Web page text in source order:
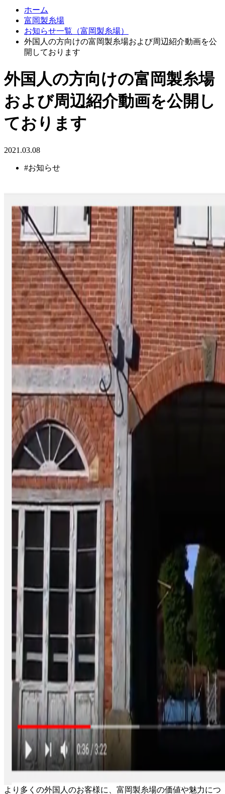
ホーム
富岡製糸場
お知らせ一覧（富岡製糸場）
外国人の方向けの富岡製糸場および周辺紹介動画を公
開しております
外国人の方向けの富岡製糸場
および周辺紹介動画を公開し
ております
2021.03.08
#お知らせ
より多くの外国人のお客様に、富岡製糸場の価値や魅力につ